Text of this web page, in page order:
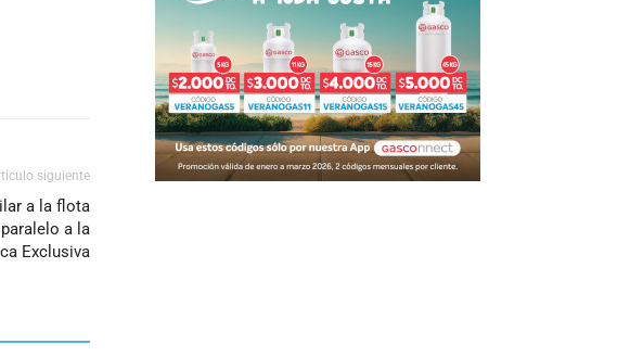
siguiente
a la flota
a la
Exclusiva